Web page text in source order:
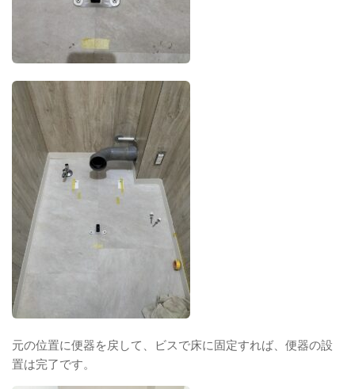
元の位置に便器を戻して、ビスで床に固定すれば、便器の設
置は完了です。